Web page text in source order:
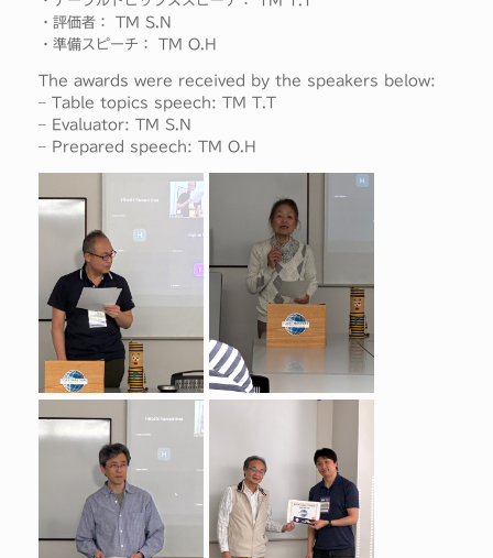
・評価者： TM S.N
・準備スピーチ： TM O.H
The awards were received by the speakers below:
– Table topics speech: TM T.T
– Evaluator: TM S.N
– Prepared speech: TM O.H